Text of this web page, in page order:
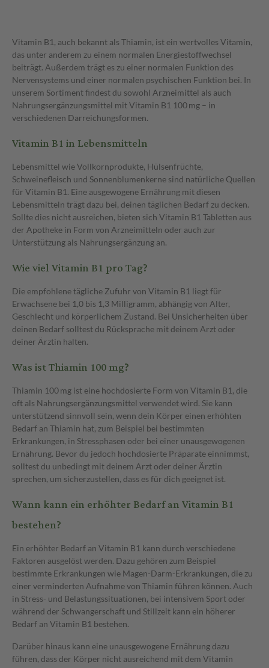
Vitamin B1, auch bekannt als Thiamin, ist ein wertvolles Vitamin,
das unter anderem zu einem normalen Energiestoffwechsel
beiträgt. Außerdem trägt es zu einer normalen Funktion des
Nervensystems und einer normalen psychischen Funktion bei. In
unserem Sortiment findest du sowohl Arzneimittel als auch
Nahrungsergänzungsmittel mit Vitamin B1 100 mg – in
verschiedenen Darreichungsformen.
Vitamin B1 in Lebensmitteln
Lebensmittel wie Vollkornprodukte, Hülsenfrüchte,
Schweinefleisch und Sonnenblumenkerne sind natürliche Quellen
für Vitamin B1. Eine ausgewogene Ernährung mit diesen
Lebensmitteln trägt dazu bei, deinen täglichen Bedarf zu decken.
Sollte dies nicht ausreichen, bieten sich Vitamin B1 Tabletten aus
der Apotheke in Form von Arzneimitteln oder auch zur
Unterstützung als Nahrungsergänzung an.
Wie viel Vitamin B1 pro Tag?
Die empfohlene tägliche Zufuhr von Vitamin B1 liegt für
Erwachsene bei 1,0 bis 1,3 Milligramm, abhängig von Alter,
Geschlecht und körperlichem Zustand. Bei Unsicherheiten über
deinen Bedarf solltest du Rücksprache mit deinem Arzt oder
deiner Ärztin halten.
Was ist Thiamin 100 mg?
Thiamin 100 mg ist eine hochdosierte Form von Vitamin B1, die
oft als Nahrungsergänzungsmittel verwendet wird. Sie kann
unterstützend sinnvoll sein, wenn dein Körper einen erhöhten
Bedarf an Thiamin hat, zum Beispiel bei bestimmten
Erkrankungen, in Stressphasen oder bei einer unausgewogenen
Ernährung. Bevor du jedoch hochdosierte Präparate einnimmst,
solltest du unbedingt mit deinem Arzt oder deiner Ärztin
sprechen, um sicherzustellen, dass es für dich geeignet ist.
Wann kann ein erhöhter Bedarf an Vitamin B1
bestehen?
Ein erhöhter Bedarf an Vitamin B1 kann durch verschiedene
Faktoren ausgelöst werden. Dazu gehören zum Beispiel
bestimmte Erkrankungen wie Magen-Darm-Erkrankungen, die zu
einer verminderten Aufnahme von Thiamin führen können. Auch
in Stress- und Belastungssituationen, bei intensivem Sport oder
während der Schwangerschaft und Stillzeit kann ein höherer
Bedarf an Vitamin B1 bestehen.
Darüber hinaus kann eine unausgewogene Ernährung dazu
führen, dass der Körper nicht ausreichend mit dem Vitamin